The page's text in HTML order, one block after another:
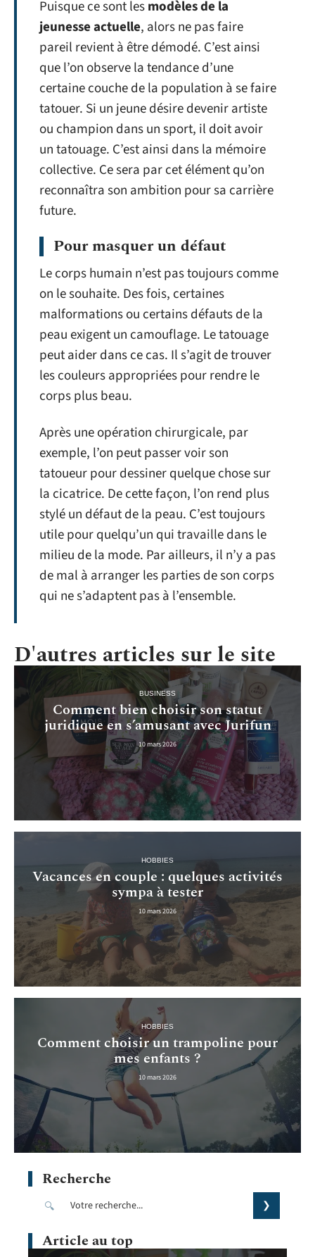
Puisque ce sont lesmodèles de la
jeunesse actuelle, alors ne pas faire
pareil revient à être démodé. C’est ainsi
que l’on observe la tendance d’une
certaine couche de la population à se faire
tatouer. Si un jeune désire devenir artiste
ou champion dans un sport, il doit avoir
un tatouage. C’est ainsi dans la mémoire
collective. Ce sera par cet élément qu’on
reconnaîtra son ambition pour sa carrière
future.
Pour masquer un défaut
Le corps humain n’est pas toujours comme
on le souhaite. Des fois, certaines
malformations ou certains défauts de la
peau exigent un camouflage. Le tatouage
peut aider dans ce cas. Il s’agit de trouver
les couleurs appropriées pour rendre le
corps plus beau.
Après une opération chirurgicale, par
exemple, l’on peut passer voir son
tatoueur pour dessiner quelque chose sur
la cicatrice. De cette façon, l’on rend plus
stylé un défaut de la peau. C’est toujours
utile pour quelqu’un qui travaille dans le
milieu de la mode. Par ailleurs, il n’y a pas
de mal à arranger les parties de son corps
qui ne s’adaptent pas à l’ensemble.
D'autres articles sur le site
BUSINESS
Comment bien choisir son statut
juridique en s’amusant avec Jurifun
10 mars 2026
HOBBIES
Vacances en couple : quelques activités
sympa à tester
10 mars 2026
HOBBIES
Comment choisir un trampoline pour
mes enfants ?
10 mars 2026
Recherche
Article au top